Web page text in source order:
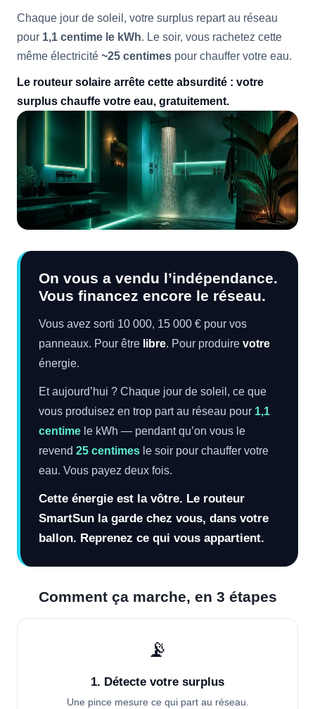
Chaque jour de soleil, votre surplus repart au réseau
pour 1,1 centime le kWh. Le soir, vous rachetez cette
même électricité ~25 centimes pour chauffer votre eau.
Le routeur solaire arrête cette absurdité : votre
surplus chauffe votre eau, gratuitement.
On vous a vendu l’indépendance.
Vous financez encore le réseau.
Vous avez sorti 10 000, 15 000 € pour vos
panneaux. Pour être libre. Pour produire votre
énergie.
Et aujourd’hui ? Chaque jour de soleil, ce que
vous produisez en trop part au réseau pour 1,1
centime le kWh — pendant qu’on vous le
revend 25 centimes le soir pour chauffer votre
eau. Vous payez deux fois.
Cette énergie est la vôtre. Le routeur
SmartSun la garde chez vous, dans votre
ballon. Reprenez ce qui vous appartient.
Comment ça marche, en 3 étapes
📡
1. Détecte votre surplus
Une pince mesure ce qui part au réseau.